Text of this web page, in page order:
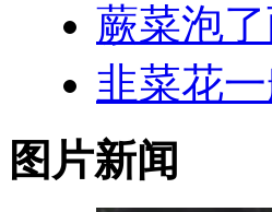
蕨菜泡
韭菜花
图片新闻